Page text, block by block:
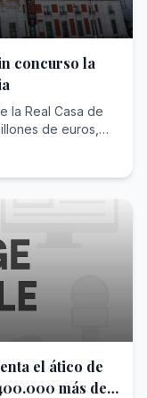
concurso la
la Real Casa de
de euros,
casi 60.000
el ático de
más de